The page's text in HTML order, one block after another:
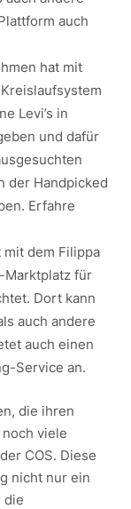
auch
hat mit
Levi’s in
und dafür
der Handpicked
Erfahre
mit dem Filippa
Marktplatz für
Dort kann
auch andere
auch einen
Service an.
die ihren
viele
COS. Diese
nicht nur ein
die